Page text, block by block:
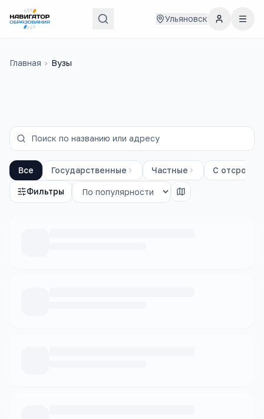
Ульяновск
Главная › Вузы
Все Государственные Частные С
Фильтры